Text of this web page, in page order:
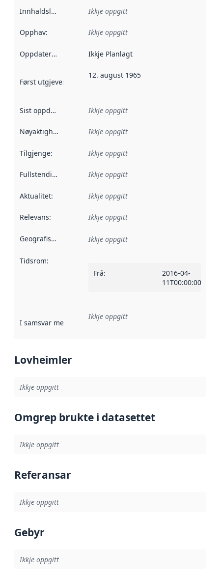
Innhaldsleverandørar :
Ikkje oppgitt
Opphav: Ikkje oppgitt
Oppdateringsfrekvens :
Ikkje Planlagt
Først utgjeve: Denne datoen seier når dataa i dette
12. august 1965
Sist oppdatert Ikkje oppgitt
Nøyaktigheit Ikkje oppgitt
Tilgjenge: Ikkje oppgitt
Fullstendigheit Ikkje oppgitt
Aktualitet: Ikkje oppgitt
Relevans: Ikkje oppgitt
Geografisk område Ikkje oppgitt
Tidsrom:
Frå:
2016-04-
11T00:00:00Z
I samsvar med Referanse til ei implementeringsregel eller
Ikkje oppgitt
Lovheimler
Ikkje oppgitt
Omgrep brukte i datasettet
Ikkje oppgitt
Referansar
Ikkje oppgitt
Gebyr
Ikkje oppgitt